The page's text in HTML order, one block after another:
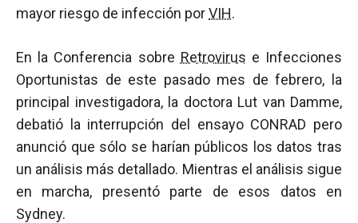
mayor riesgo de infección porVIH.
En la Conferencia sobre Retrovirus e Infecciones
Oportunistas de este pasado mes de febrero, la
principal investigadora, la doctora Lut van Damme,
debatió la interrupción del ensayo CONRAD pero
anunció que sólo se harían públicos los datos tras
un análisis más detallado. Mientras el análisis sigue
en marcha, presentó parte de esos datos en
Sydney.